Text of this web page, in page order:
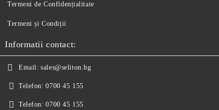
Termeni de Confidențialitate
Termeni și Condiții
Informatii contact:
Email: sales@seliton.bg
Telefon: 0700 45 155
Telefon: 0700 45 155